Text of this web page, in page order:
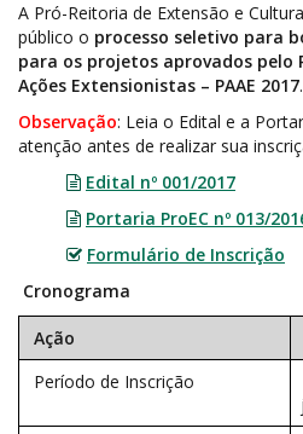
A Pró-Reitoria de Extensão e
público o processo seletivo para
para os projetos aprovados pelo
Ações Extensionistas – PAAE 2017.
Observação: Leia o Edital e a
atenção antes de realizar sua
Edital nº 001/2017
Portaria ProEC nº 013/
Formulário de Inscrição
Cronograma
Ação
Período de Inscrição